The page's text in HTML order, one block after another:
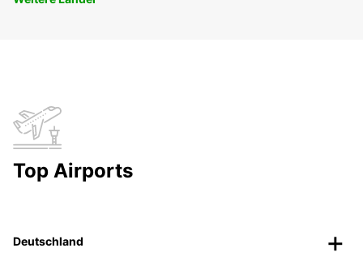
Top Airports
Deutschland